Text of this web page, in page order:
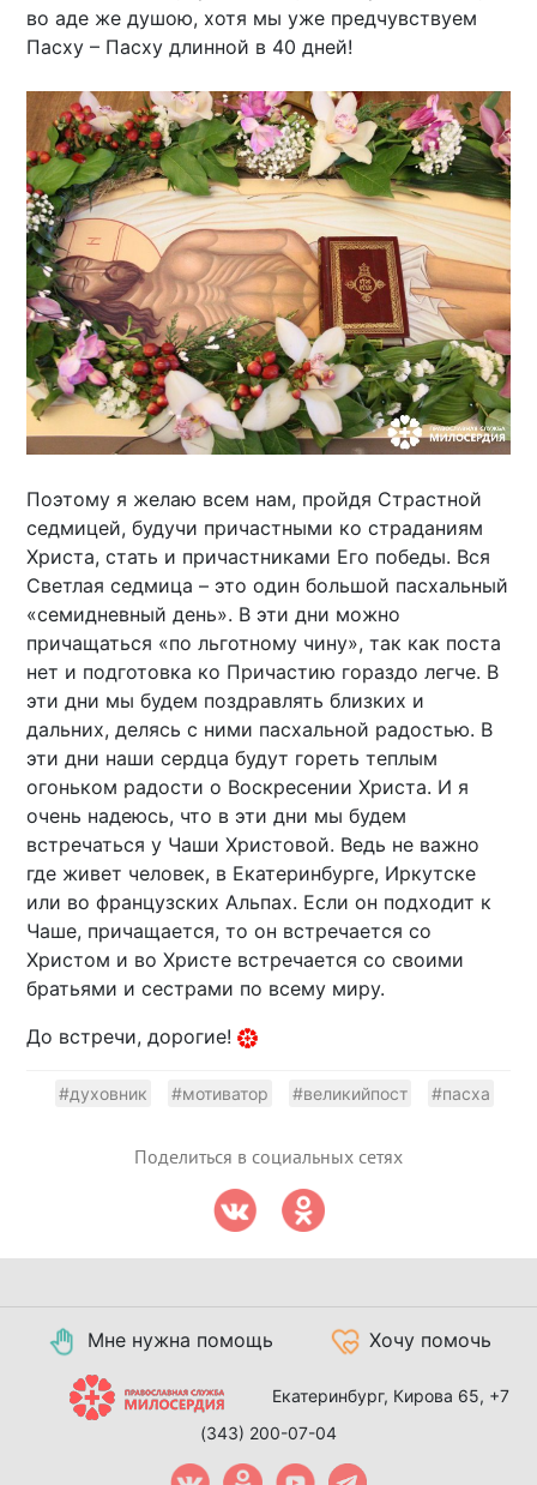
во аде же душою, хотя мы уже предчувствуем
Пасху – Пасху длинной в 40 дней!
Поэтому я желаю всем нам, пройдя Страстной
седмицей, будучи причастными ко страданиям
Христа, стать и причастниками Его победы. Вся
Светлая седмица – это один большой пасхальный
«семидневный день». В эти дни можно
причащаться «по льготному чину», так как поста
нет и подготовка ко Причастию гораздо легче. В
эти дни мы будем поздравлять близких и
дальних, делясь с ними пасхальной радостью. В
эти дни наши сердца будут гореть теплым
огоньком радости о Воскресении Христа. И я
очень надеюсь, что в эти дни мы будем
встречаться у Чаши Христовой. Ведь не важно
где живет человек, в Екатеринбурге, Иркутске
или во французских Альпах. Если он подходит к
Чаше, причащается, то он встречается со
Христом и во Христе встречается со своими
братьями и сестрами по всему миру.
До встречи, дорогие!
#духовник #мотиватор #великийпост #пасха
Поделиться в социальных сетях
Мне нужна помощь Хочу помочь
Екатеринбург, Кирова 65, +7
(343) 200-07-04